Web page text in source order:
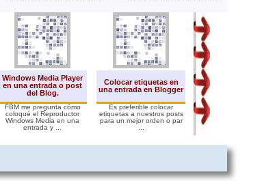
Windows Media Player
en una entrada o post
del Blog.
FBM me pregunta cómo
coloqué el Reproductor
Windows Media en una
entrada y ...
Colocar etiquetas en
una entrada en Blogger
Es preferible colocar
etiquetas a nuestros posts
para un mejor orden o par
Tipos links o
Listado y
Tipos de Enlaceso
su Clasificación.•
Simple: en una